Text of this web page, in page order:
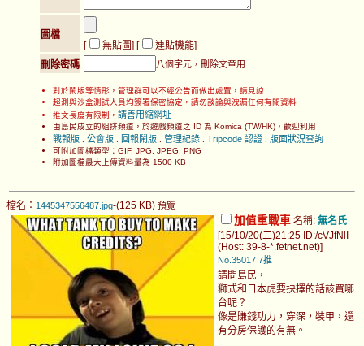
圖檔
[
無貼圖] [ 連貼機能]
刪除密碼
八個字元，刪除文章用
對於鬧版等情形，管理群可以不經公告而做出處置，請見諒
超測與沙盒測試人員均簽署保密協定，請勿談論與洩漏任何有關資料
推文長度有限制， 請善用縮網址
由島民成立的組排頻道，於遊戲頻道之 ID 為 Komica (TW/HK)，歡迎利用
戰報版 公會版 回報鬧版 管理紀錄 Tripcode 認證 版面狀況查詢
可附加圖檔類型：GIF, JPG, JPEG, PNG
附加圖檔最大上傳資料量為 1500 KB
檔名： 1445347556487.jpg-(125 KB) 預覽
加值重戰車 名稱: 無名氏
[15/10/20(二)21:25 ID:/cVJfNlI
(Host: 39-8-*.fetnet.net)]
No.35017 7推
請問島民，
獅式和日本虎要抉擇的話該買哪
台呢？
像是賺錢功力，穿深，裝甲，還
有分房保護的有無。